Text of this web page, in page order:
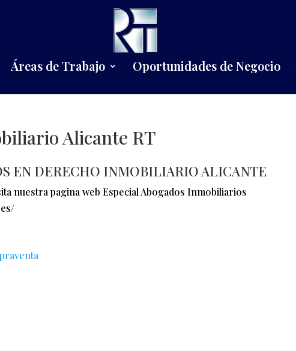
Áreas de Trabajo Oportunidades de Negocio
Alicante RT
EN DERECHO INMOBILIARIO ALICANTE
nuestra pagina web Especial Abogados Inmobiliarios